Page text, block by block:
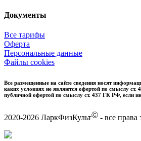
Документы
Все тарифы
Оферта
Персональные данные
Файлы cookies
Все размещенные на сайте сведения носят
каких условиях не являются офертой по смыслу
публичной офертой по смыслу ст. 437 ГК РФ, если
2020-2026 ЛаркФизКультⒸ - все